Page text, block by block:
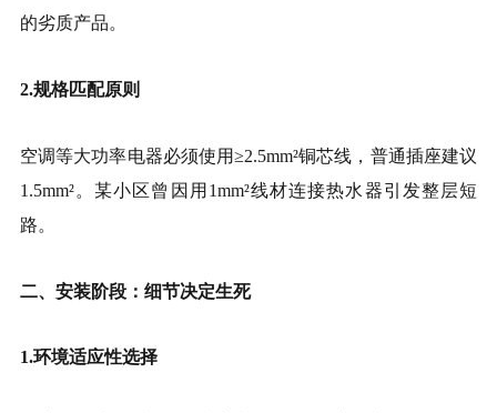
的劣质产品。
2.规格匹配原则
空调等大功率电器必须使用≥2.5mm²铜芯线，普通插座建议
1.5mm²。某小区曾因用1mm²线材连接热水器引发整层短
路。
二、安装阶段：细节决定生死
1.环境适应性选择